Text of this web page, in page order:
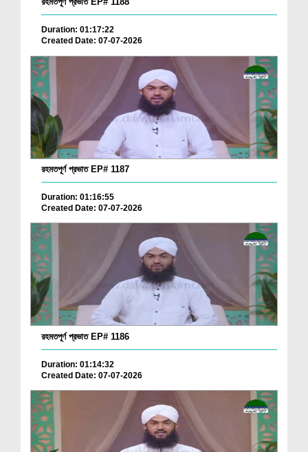
Duration: 01:17:22
Created Date: 07-07-2026
রহমতপূর্ণ প্রভাত EP# 1187
Duration: 01:16:55
Created Date: 07-07-2026
রহমতপূর্ণ প্রভাত EP# 1186
Duration: 01:14:32
Created Date: 07-07-2026